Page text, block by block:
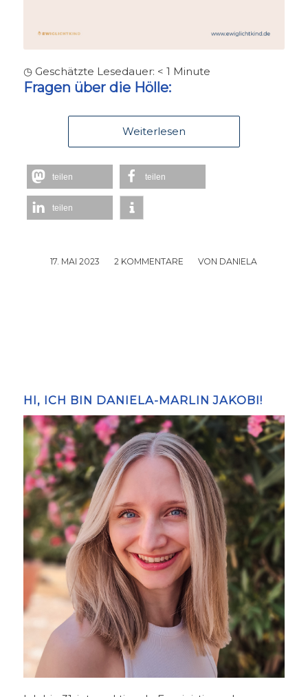
◷ Geschätzte Lesedauer: < 1 Minute
Fragen über die Hölle:
Weiterlesen
teilen teilen
teilen
17. MAI 2023
/ 2 KOMMENTARE
/ VON DANIELA
HI, ICH BIN DANIELA-MARLIN JAKOBI!